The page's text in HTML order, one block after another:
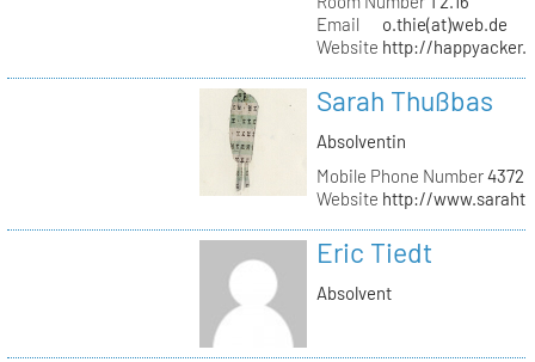
Email
o.thie(at)web.de
Website http://
Sarah Thußbas
Absolventin
Mobile Phone Number
Website http://
Eric Tiedt
Absolvent